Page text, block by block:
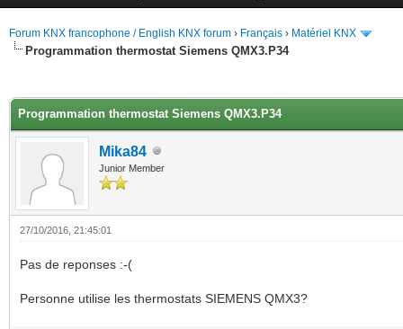
Forum KNX francophone / English KNX forum › Français › Matériel KNX
Programmation thermostat Siemens QMX3.P34
Programmation thermostat Siemens QMX3.P34
Mika84
Junior Member
27/10/2016, 21:45:01
Pas de reponses :-(
Personne utilise les thermostats SIEMENS QMX3?